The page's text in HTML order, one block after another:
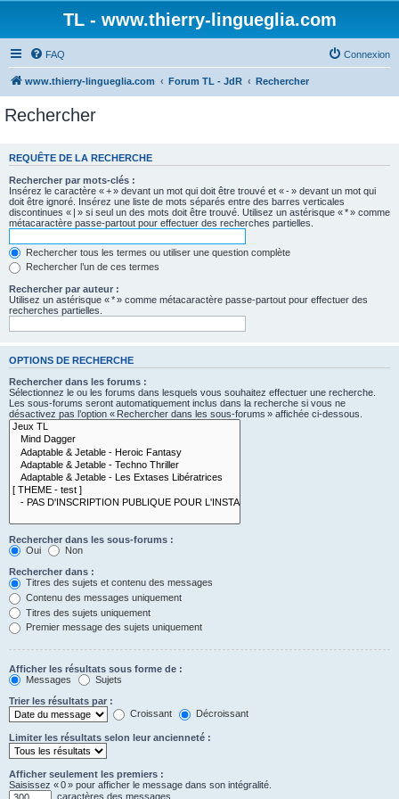
TL - www.thierry-lingueglia.com
FAQ Connexion
www.thierry-lingueglia.com Forum TL - JdR Rechercher
Rechercher
REQUÊTE DE LA RECHERCHE
Rechercher par mots-clés :
Insérez le caractère « + » devant un mot qui doit être trouvé et « - » devant un mot qui
doit être ignoré. Insérez une liste de mots séparés entre des barres verticales
discontinues « | » si seul un des mots doit être trouvé. Utilisez un astérisque « * » comme
métacaractère passe-partout pour effectuer des recherches partielles.
Rechercher tous les termes ou utiliser une question complète
Rechercher l’un de ces termes
Rechercher par auteur :
Utilisez un astérisque « * » comme métacaractère passe-partout pour effectuer des
recherches partielles.
OPTIONS DE RECHERCHE
Rechercher dans les forums :
Sélectionnez le ou les forums dans lesquels vous souhaitez effectuer une recherche.
Les sous-forums seront automatiquement inclus dans la recherche si vous ne
désactivez pas l’option « Rechercher dans les sous-forums » affichée ci-dessous.
Rechercher dans les sous-forums :
Oui
Non
Rechercher dans :
Titres des sujets et contenu des messages
Contenu des messages uniquement
Titres des sujets uniquement
Premier message des sujets uniquement
Afficher les résultats sous forme de :
Messages
Sujets
Trier les résultats par :
Croissant
Décroissant
Limiter les résultats selon leur ancienneté :
Afficher seulement les premiers :
Saisissez « 0 » pour afficher le message dans son intégralité.
caractères des messages